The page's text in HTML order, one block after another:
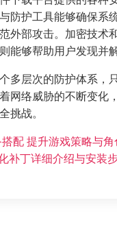
防护工具能够确保系
外部攻击。加密技术
能够帮助用户发现并
多层次的防护体系，
网络威胁的不断变化
挑战。
配 提升游戏策略与
补丁详细介绍与安装